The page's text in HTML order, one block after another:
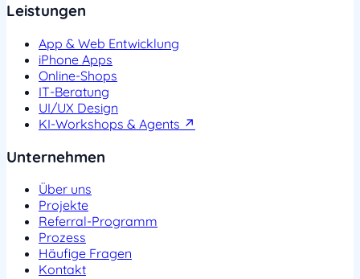
Leistungen
App & Web Entwicklung
iPhone Apps
Online-Shops
IT-Beratung
UI/UX Design
KI-Workshops & Agents ↗
Unternehmen
Über uns
Projekte
Referral-Programm
Prozess
Häufige Fragen
Kontakt